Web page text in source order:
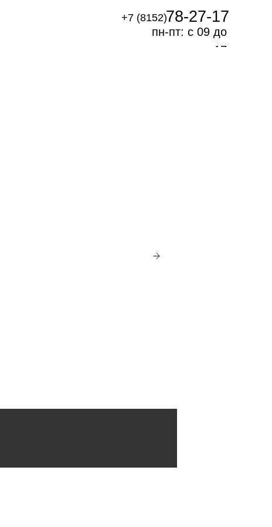
78-27-17
пн-пт: с 09 до
17
+7 (8152)